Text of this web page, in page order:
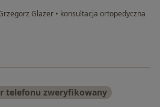
Glazer • konsultacja ortopedyczna
Małek
telefonu zweryfikowany